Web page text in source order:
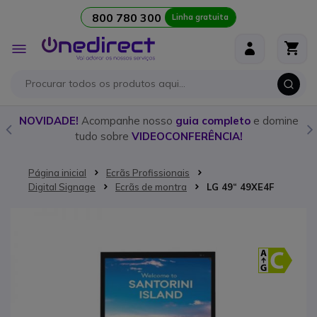
800 780 300 Linha gratuita
Alternar
Nav
NOVIDADE! Acompanhe nosso guia completoe domine
tudo sobre VIDEOCONFERÊNCIA!
Página inicial
Ecrãs Profissionais
Digital Signage
Ecrãs de montra LG 49“ 49XE4F